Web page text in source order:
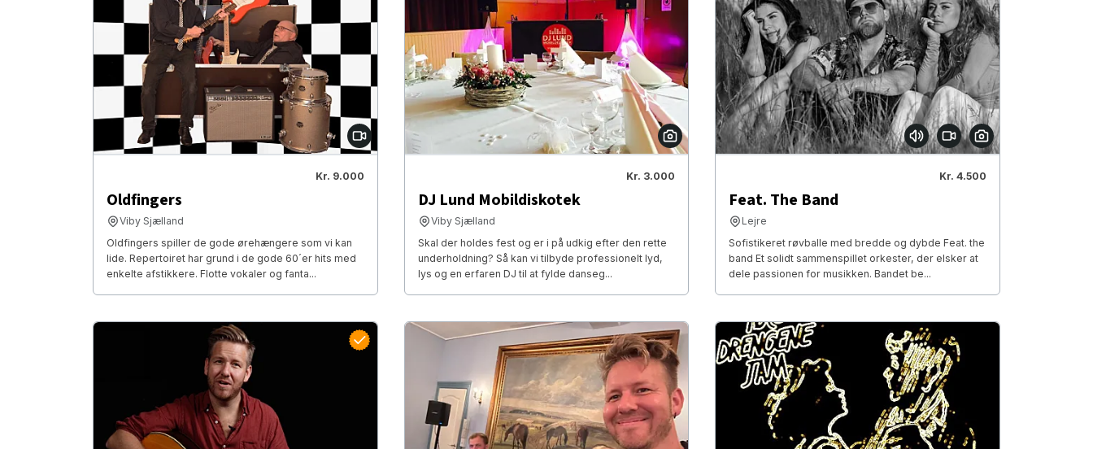
Kr. 9.000
Oldfingers
Viby Sjælland
Oldfingers spiller de gode ørehængere som vi kan
lide. Repertoiret har grund i de gode 60´er hits med
enkelte afstikkere. Flotte vokaler og fanta...
Kr. 3.000
DJ Lund Mobildiskotek
Viby Sjælland
Skal der holdes fest og er i på udkig efter den rette
underholdning? Så kan vi tilbyde professionelt lyd,
lys og en erfaren DJ til at fylde danseg...
Kr. 4.500
Feat. The Band
Lejre
Sofistikeret røvballe med bredde og dybde Feat. the
band Et solidt sammenspillet orkester, der elsker at
dele passionen for musikken. Bandet be...